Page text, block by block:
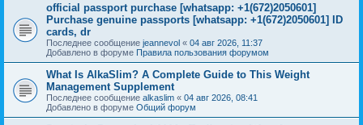
official passport purchase [whatsapp: +1(672)2050601]
Purchase genuine passports [whatsapp: +1(672)2050601] ID
cards, dr
Последнее сообщение jeannevol « 04 авг 2026, 11:37
Добавлено в форуме Правила пользования форумом
What Is AlkaSlim? A Complete Guide to This Weight
Management Supplement
Последнее сообщение alkaslim « 04 авг 2026, 08:41
Добавлено в форуме Общий форум